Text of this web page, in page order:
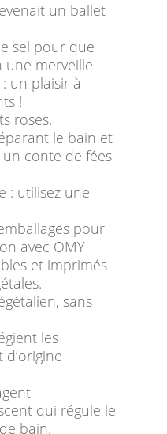
un ballet
sel pour que
une merveille
un plaisir à
!
roses.
le bain et
conte de fées
: utilisez une
pour
avec OMY
et imprimés
sans
les
qui régule le
bain.